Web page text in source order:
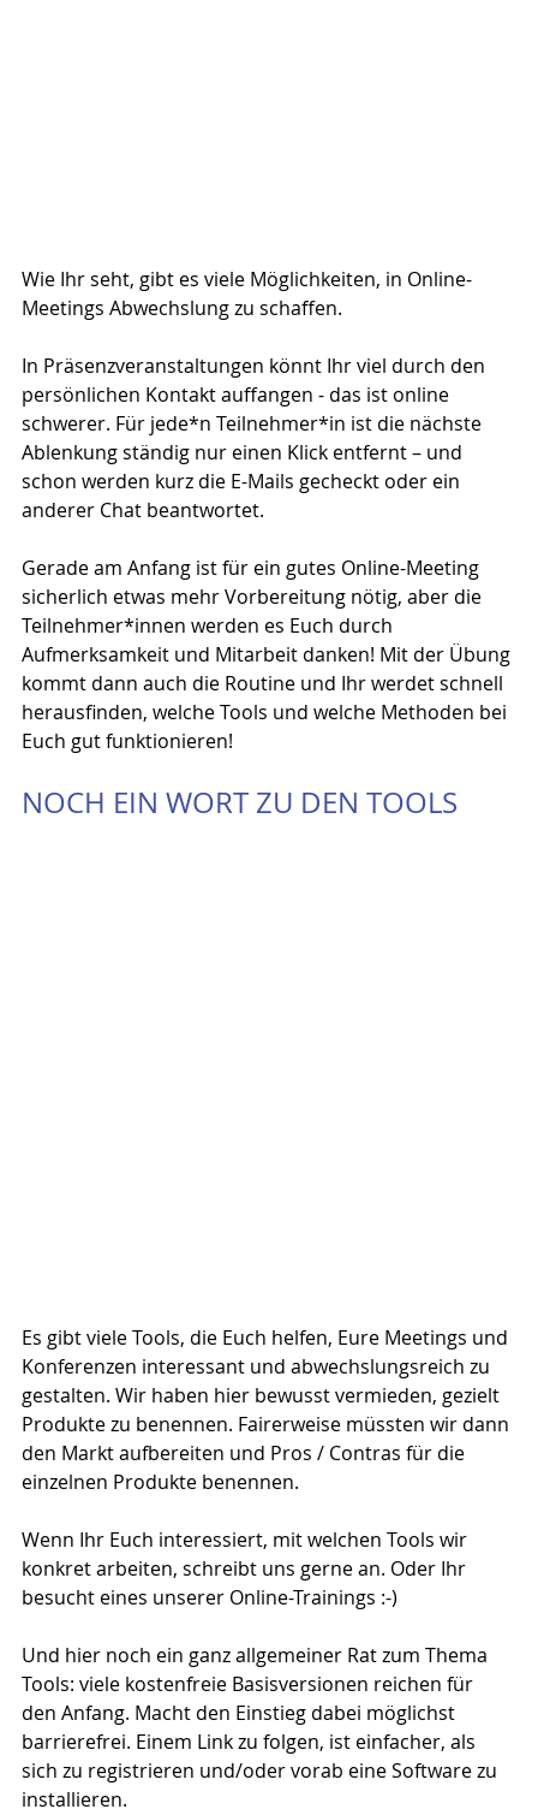
Wie Ihr seht, gibt es viele Möglichkeiten, in Online-
Meetings Abwechslung zu schaffen.
In Präsenzveranstaltungen könnt Ihr viel durch den
persönlichen Kontakt auffangen - das ist online
schwerer. Für jede*n Teilnehmer*in ist die nächste
Ablenkung ständig nur einen Klick entfernt – und
schon werden kurz die E-Mails gecheckt oder ein
anderer Chat beantwortet.
Gerade am Anfang ist für ein gutes Online-Meeting
sicherlich etwas mehr Vorbereitung nötig, aber die
Teilnehmer*innen werden es Euch durch
Aufmerksamkeit und Mitarbeit danken! Mit der Übung
kommt dann auch die Routine und Ihr werdet schnell
herausfinden, welche Tools und welche Methoden bei
Euch gut funktionieren!
NOCH EIN WORT ZU DEN TOOLS
Es gibt viele Tools, die Euch helfen, Eure Meetings und
Konferenzen interessant und abwechslungsreich zu
gestalten. Wir haben hier bewusst vermieden, gezielt
Produkte zu benennen. Fairerweise müssten wir dann
den Markt aufbereiten und Pros / Contras für die
einzelnen Produkte benennen.
Wenn Ihr Euch interessiert, mit welchen Tools wir
konkret arbeiten, schreibt uns gerne an. Oder Ihr
besucht eines unserer Online-Trainings :-)
Und hier noch ein ganz allgemeiner Rat zum Thema
Tools: viele kostenfreie Basisversionen reichen für
den Anfang. Macht den Einstieg dabei möglichst
barrierefrei. Einem Link zu folgen, ist einfacher, als
sich zu registrieren und/oder vorab eine Software zu
installieren.